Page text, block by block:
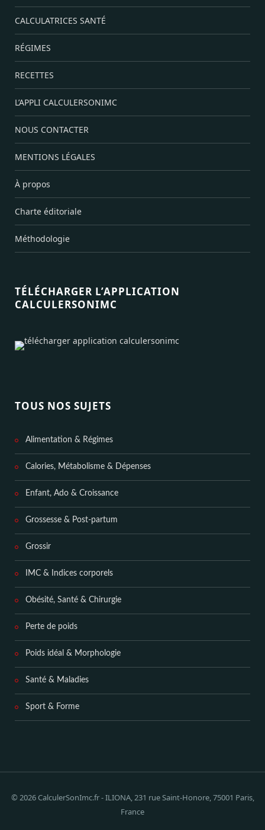
CALCULATRICES SANTÉ
RÉGIMES
RECETTES
L’APPLI CALCULERSONIMC
NOUS CONTACTER
MENTIONS LÉGALES
À propos
Charte éditoriale
Méthodologie
TÉLÉCHARGER L’APPLICATION
CALCULERSONIMC
TOUS NOS SUJETS
Alimentation & Régimes
Calories, Métabolisme & Dépenses
Enfant, Ado & Croissance
Grossesse & Post-partum
Grossir
IMC & Indices corporels
Obésité, Santé & Chirurgie
Perte de poids
Poids idéal & Morphologie
Santé & Maladies
Sport & Forme
© 2026 CalculerSonImc.fr - ILIONA, 231 rue Saint-Honore, 75001 Paris,
France